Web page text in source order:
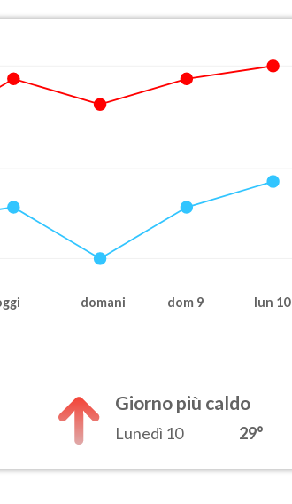
domani dom 9 lun 10
Giorno più caldo
Lunedì 10 29°